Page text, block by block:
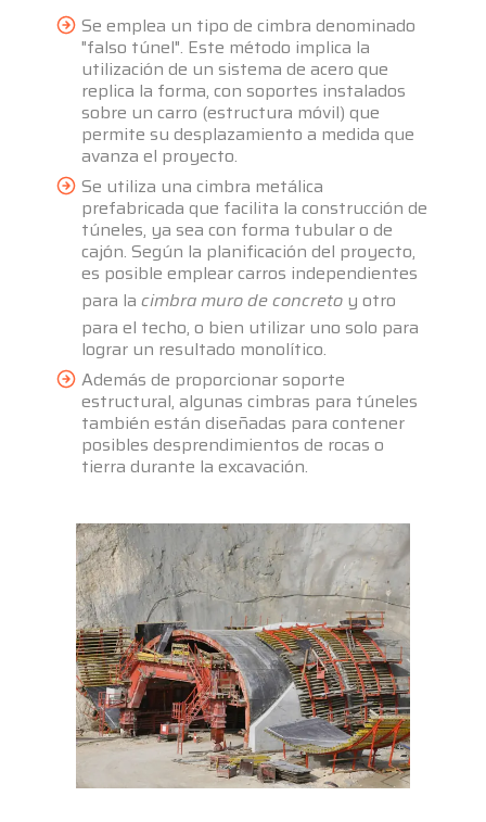
Se emplea un tipo de cimbra denominado
"falso túnel". Este método implica la
utilización de un sistema de acero que
replica la forma, con soportes instalados
sobre un carro (estructura móvil) que
permite su desplazamiento a medida que
avanza el proyecto.
Se utiliza una cimbra metálica
prefabricada que facilita la construcción de
túneles, ya sea con forma tubular o de
cajón. Según la planificación del proyecto,
es posible emplear carros independientes
para lacimbra muro de concreto y otro
para el techo, o bien utilizar uno solo para
lograr un resultado monolítico.
Además de proporcionar soporte
estructural, algunas cimbras para túneles
también están diseñadas para contener
posibles desprendimientos de rocas o
tierra durante la excavación.